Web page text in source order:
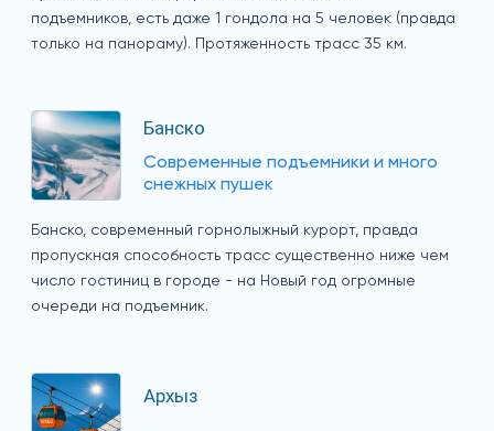
подъемников, есть даже 1 гондола на 5 человек (правда
только на панораму). Протяженность трасс 35 км.
Банско
Современные подъемники и много
снежных пушек
Банско, современный горнолыжный курорт, правда
пропускная способность трасс существенно ниже чем
число гостиниц в городе - на Новый год огромные
очереди на подъемник.
Архыз